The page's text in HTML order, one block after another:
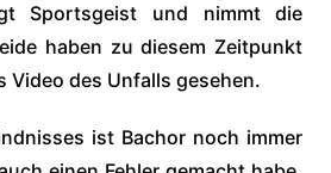
Sportsgeist und nimmt die
haben zu diesem Zeitpunkt
Video des Unfalls gesehen.
ist Bachor noch immer